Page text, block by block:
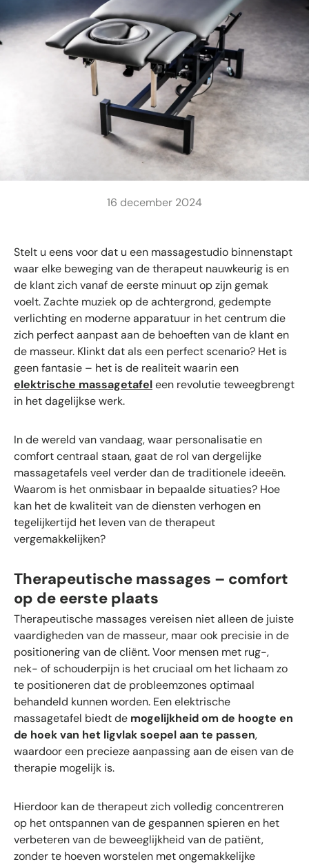
16 december 2024
Stelt u eens voor dat u een massagestudio binnenstapt
waar elke beweging van de therapeut nauwkeurig is en
de klant zich vanaf de eerste minuut op zijn gemak
voelt. Zachte muziek op de achtergrond, gedempte
verlichting en moderne apparatuur in het centrum die
zich perfect aanpast aan de behoeften van de klant en
de masseur. Klinkt dat als een perfect scenario? Het is
geen fantasie – het is de realiteit waarin een
elektrische massagetafeleen revolutie teweegbrengt
in het dagelijkse werk.
In de wereld van vandaag, waar personalisatie en
comfort centraal staan, gaat de rol van dergelijke
massagetafels veel verder dan de traditionele ideeën.
Waarom is het onmisbaar in bepaalde situaties? Hoe
kan het de kwaliteit van de diensten verhogen en
tegelijkertijd het leven van de therapeut
vergemakkelijken?
Therapeutische massages – comfort
op de eerste plaats
Therapeutische massages vereisen niet alleen de juiste
vaardigheden van de masseur, maar ook precisie in de
positionering van de cliënt. Voor mensen met rug-,
nek- of schouderpijn is het cruciaal om het lichaam zo
te positioneren dat de probleemzones optimaal
behandeld kunnen worden. Een elektrische
massagetafel biedt de mogelijkheid om de hoogte en
de hoek van het ligvlak soepel aan te passen,
waardoor een precieze aanpassing aan de eisen van de
therapie mogelijk is.
Hierdoor kan de therapeut zich volledig concentreren
op het ontspannen van de gespannen spieren en het
verbeteren van de beweeglijkheid van de patiënt,
zonder te hoeven worstelen met ongemakkelijke